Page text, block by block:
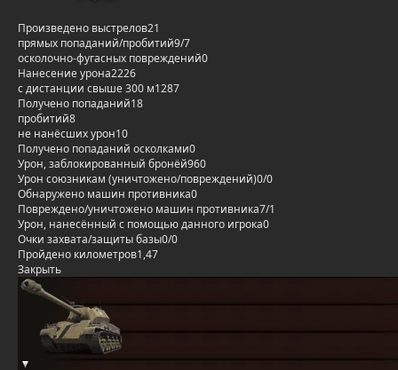
Произведено выстрелов21
прямых попаданий/пробитий9/7
осколочно-фугасных повреждений0
Нанесение урона2226
с дистанции свыше 300 м1287
Получено попаданий18
пробитий8
не нанёсших урон10
Получено попаданий осколками0
Урон, заблокированный бронёй960
Урон союзникам (уничтожено/повреждений)0/0
Обнаружено машин противника0
Повреждено/уничтожено машин противника7/1
Урон, нанесённый с помощью данного игрока0
Очки захвата/защиты базы0/0
Пройдено километров1,47
Закрыть